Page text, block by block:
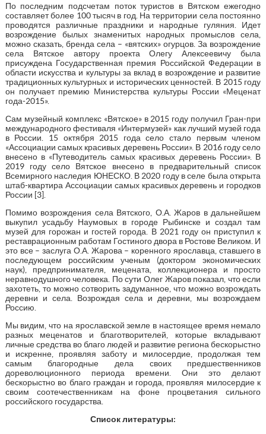
По последним подсчетам поток туристов в Вятском ежегодно
составляет более 100 тысяч в год. На территории села постоянно
проводятся различные праздники и народные гуляния. Идет
возрождение былых знаменитых народных промыслов села,
можно сказать, бренда села – «вятских» огурцов. За возрождение
села Вятское автору проекта Олегу Алексеевичу была
присуждена Государственная премия Российской Федерации в
области искусства и культуры за вклад в возрождение и развитие
традиционных культурных и исторических ценностей. В 2015 году
он получает премию Министерства культуры России «Меценат
года-2015».
Сам музейный комплекс «Вятское» в 2015 году получил Гран-при
международного фестиваля «Интермузей» как лучший музей года
в России. 15 октября 2015 года село стало первым членом
«Ассоциации самых красивых деревень России». В 2016 году село
внесено в «Путеводитель самых красивых деревень России». В
2019 году село Вятское внесено в предварительный список
Всемирного наследия ЮНЕСКО. В 2020 году в селе была открыта
штаб-квартира Ассоциации самых красивых деревень и городков
России [3].
Помимо возрождения села Вятского, О.А. Жаров в дальнейшем
выкупил усадьбу Наумовых в городе Рыбинске и создал там
музей для горожан и гостей города. В 2021 году он приступил к
реставрационным работам Гостиного двора в Ростове Великом. И
это все – заслуга О.А. Жарова – коренного ярославца, ставшего в
последующем российским ученым (доктором экономических
наук), предпринимателя, мецената, коллекционера и просто
неравнодушного человека. По сути Олег Жаров показал, что если
захотеть, то можно сотворить задуманное, что можно возрождать
деревни и села. Возрождая села и деревни, мы возрождаем
Россию.
Мы видим, что на ярославской земле в настоящее время немало
разных меценатов и благотворителей, которые вкладывают
личные средства во благо людей и развитие региона бескорыстно
и искренне, проявляя заботу и милосердие, продолжая тем
самым благородные дела своих предшественников
дореволюционного периода времени. Они это делают
бескорыстно во благо граждан и города, проявляя милосердие к
своим соотечественникам на фоне процветания сильного
российского государства.
Список литературы: